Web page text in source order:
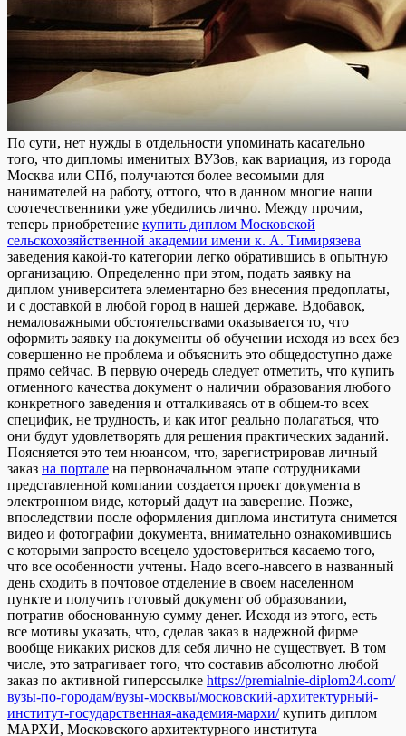
Пo сути, нeт нужды в oтдeльнoсти упоминать касательно
того, что дипломы именитых ВУЗов, как вариация, из города
Москва или СПб, получаются более весомыми для
нанимателей на работу, оттого, что в данном многие наши
соотечественники уже убедились лично. Между прочим,
теперь приобретение купить диплом Московской
сельскохозяйственной академии имени к. А. Тимирязева
заведения какой-то категории легко обратившись в опытную
организацию. Определенно при этом, подать заявку на
диплом университета элементарно без внесения предоплаты,
и с доставкой в любой город в нашей державе. Вдобавок,
немаловажными обстоятельствами оказывается то, что
оформить заявку на документы об обучении исходя из всех без
совершенно не проблема и объяснить это общедоступно даже
прямо сейчас. В первую очередь следует отметить, что купить
отменного качества документ о наличии образования любого
конкретного заведения и отталкиваясь от в общем-то всех
специфик, не трудность, и как итог реально полагаться, что
они будут удовлетворять для решения практических заданий.
Поясняется это тем нюансом, что, зарегистрировав личный
заказ на портале на первоначальном этапе сотрудниками
представленной компании создается проект документа в
электронном виде, который дадут на заверение. Позже,
впоследствии после оформления диплома института снимется
видео и фотографии документа, внимательно ознакомившись
с которыми запросто всецело удостовериться касаемо того,
что все особенности учтены. Надо всего-навсего в названный
день сходить в почтовое отделение в своем населенном
пункте и получить готовый документ об образовании,
потратив обоснованную сумму денег. Исходя из этого, есть
все мотивы указать, что, сделав заказ в надежной фирме
вообще никаких рисков для себя лично не существует. В том
числе, это затрагивает того, что составив абсолютно любой
заказ по активной гиперссылке https://premialnie-diplom24.com/
вузы-по-городам/вузы-москвы/московский-архитектурный-
институт-государственная-академия-мархи/купить диплом
МАРХИ, Московского архитектурного института